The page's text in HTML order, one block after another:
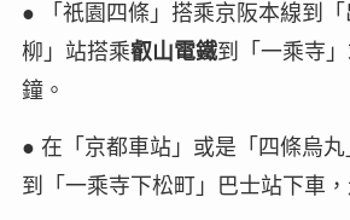
● 「祇園四條」搭乘京阪本線到
柳」站搭乘叡山電鐵到「一乘寺
鐘。
● 在「京都車站」或是「四條烏丸
到「一乘寺下松町」巴士站下車，